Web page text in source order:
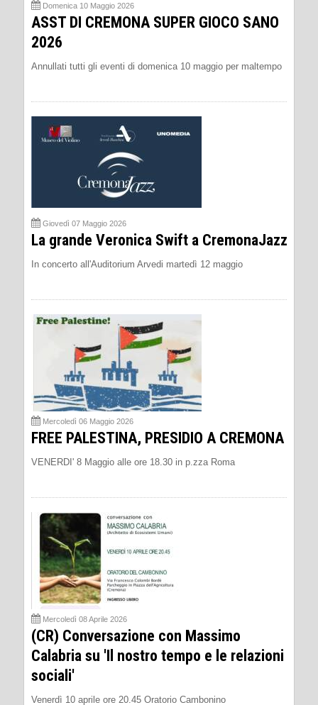
Domenica 10 Maggio 2026
ASST DI CREMONA SUPER GIOCO SANO
2026
Annullati tutti gli eventi di domenica 10 maggio per maltempo
Giovedì 07 Maggio 2026
La grande Veronica Swift a CremonaJazz
In concerto all'Auditorium Arvedi martedì 12 maggio
Mercoledì 06 Maggio 2026
FREE PALESTINA, PRESIDIO A CREMONA
VENERDI' 8 Maggio alle ore 18.30 in p.zza Roma
Mercoledì 08 Aprile 2026
(CR) Conversazione con Massimo
Calabria su 'Il nostro tempo e le relazioni
sociali'
Venerdì 10 aprile ore 20.45 Oratorio Cambonino